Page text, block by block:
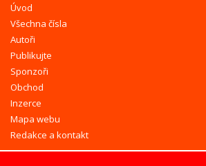
Úvod
Všechna čísla
Autoři
Publikujte
Sponzoři
Obchod
Inzerce
Mapa webu
Redakce a kontakt